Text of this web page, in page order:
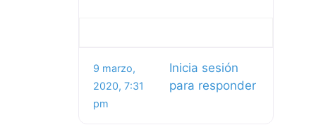
9 marzo,
2020, 7:31
pm
Inicia sesión
para responder